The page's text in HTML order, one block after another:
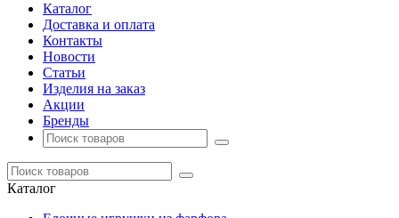
Каталог
Доставка и оплата
Контакты
Новости
Статьи
Изделия на заказ
Акции
Бренды
Каталог